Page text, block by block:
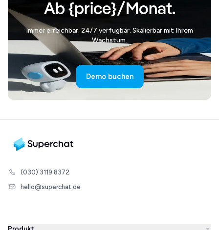
Ab {price}/Monat.
Immer erreichbar. 24/7 verfügbar. Skalierbar mit Ihrem
Wachstum.
Demo buchen
(030) 3119 8372
hello@superchat.de